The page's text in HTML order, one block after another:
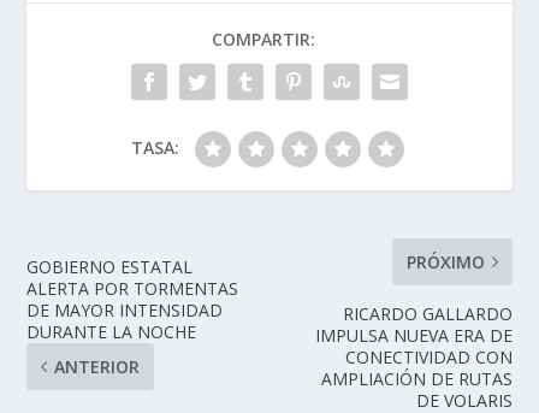
COMPARTIR:
TASA:
GOBIERNO ESTATAL
ALERTA POR TORMENTAS
DE MAYOR INTENSIDAD
DURANTE LA NOCHE
ANTERIOR
PRÓXIMO
RICARDO GALLARDO
IMPULSA NUEVA ERA DE
CONECTIVIDAD CON
AMPLIACIÓN DE RUTAS
DE VOLARIS